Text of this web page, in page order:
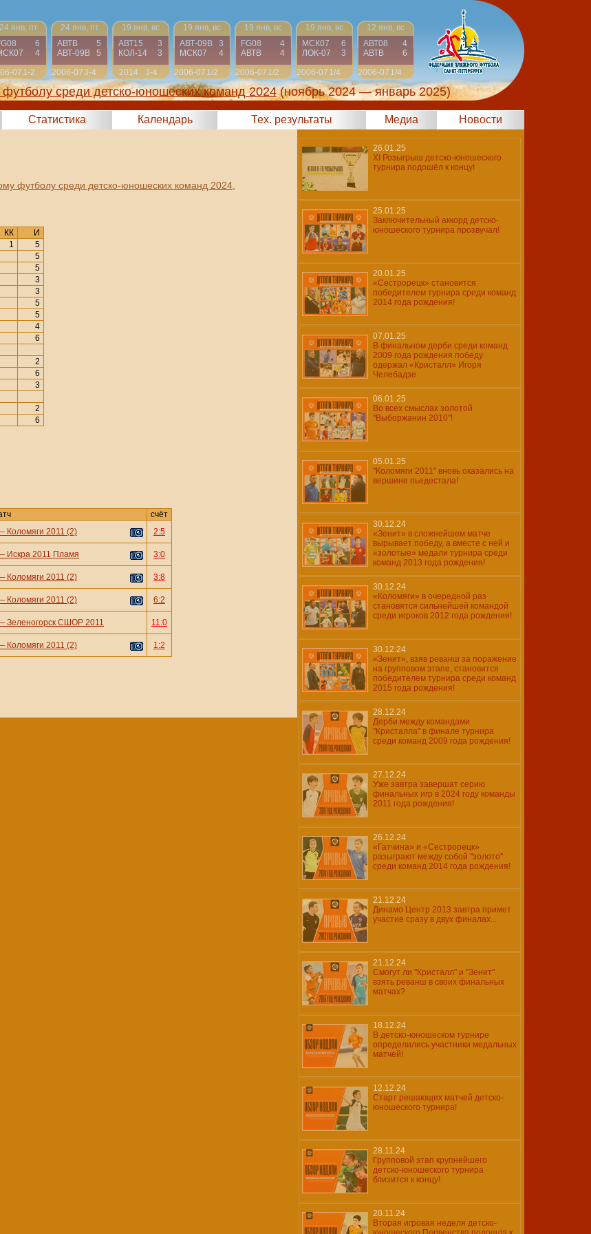
24 янв, пт
6
4
07 1-2
24 янв, пт
АВТВ
5
АВТ-09B
5
2006-073-4
19 янв, вс
АВТ15
3
КОЛ-14
3
2014
3-4
19 янв, вс
АВТ-09B
3
МСК07
4
2006-07 1/2
19 янв, вс
FG08
4
АВТВ
4
2006-07 1/2
19 янв, вс
МСК07
6
ЛОК-07
3
2006-07 1/4
12 янв, вс
АВТ08
4
АВТВ
6
2006-07 1/4
среди детско-юношеских команд 2024 (ноябрь 2024 — январь 2025)
Статистика Календарь Тех. результаты Медиа Новости
футболу среди детско-юношеских команд 2024
КК
И
1
5
5
5
3
3
5
5
4
6
2
6
3
2
6
счёт
Коломяги 2011 (2) 2:5
Искра 2011 Пламя 3:0
Коломяги 2011 (2) 3:8
Коломяги 2011 (2) 6:2
Зеленогорск СШОР 2011 11:0
Коломяги 2011 (2) 1:2
26.01.25
XI Розыгрыш детско-юношеского
турнира подошёл к концу!
25.01.25
Заключительный аккорд детско-
юношеского турнира прозвучал!
20.01.25
«Сестрорецк» становится
победителем турнира среди команд
2014 года рождения!
07.01.25
В финальном дерби среди команд
2009 года рождения победу
одержал «Кристалл» Игоря
Челебадзе
06.01.25
Во всех смыслах золотой
"Выборжанин 2010"!
05.01.25
"Коломяги 2011" вновь оказались на
вершине пьедестала!
30.12.24
«Зенит» в сложнейшем матче
вырывает победу, а вместе с ней и
«золотые» медали турнира среди
команд 2013 года рождения!
30.12.24
«Коломяги» в очередной раз
становятся сильнейшей командой
среди игроков 2012 года рождения!
30.12.24
«Зенит», взяв реванш за поражение
на групповом этапе, становится
победителем турнира среди команд
2015 года рождения!
28.12.24
Дерби между командами
"Кристалла" в финале турнира
среди команд 2009 года рождения!
27.12.24
Уже завтра завершат серию
финальных игр в 2024 году команды
2011 года рождения!
26.12.24
«Гатчина» и «Сестрорецк»
разыграют между собой "золото"
среди команд 2014 года рождения!
21.12.24
Динамо Центр 2013 завтра примет
участие сразу в двух финалах...
21.12.24
Смогут ли "Кристалл" и "Зенит"
взять реванш в своих финальных
матчах?
18.12.24
В детско-юношеском турнире
определились участники медальных
матчей!
12.12.24
Старт решающих матчей детско-
юношеского турнира!
28.11.24
Групповой этап крупнейшего
детско-юношеского турнира
близится к концу!
20.11.24
Вторая игровая неделя детско-